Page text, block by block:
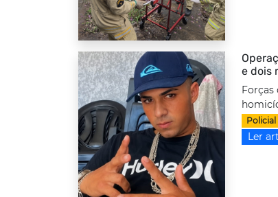
e dois
Policial
Ler